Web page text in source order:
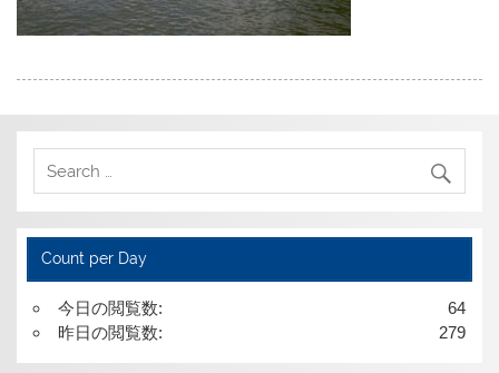
Count per Day
64
今日の閲覧数:
279
昨日の閲覧数: